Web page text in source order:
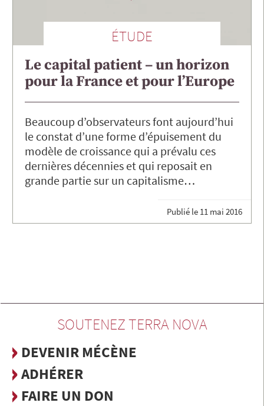
ÉTUDE
Le capital patient – un horizon
pour la France et pour l’Europe
Beaucoup d’observateurs font aujourd’hui
le constat d’une forme d’épuisement du
modèle de croissance qui a prévalu ces
dernières décennies et qui reposait en
grande partie sur un capitalisme…
Publié le 11 mai 2016
SOUTENEZ TERRA NOVA
DEVENIR MÉCÈNE
ADHÉRER
FAIRE UN DON